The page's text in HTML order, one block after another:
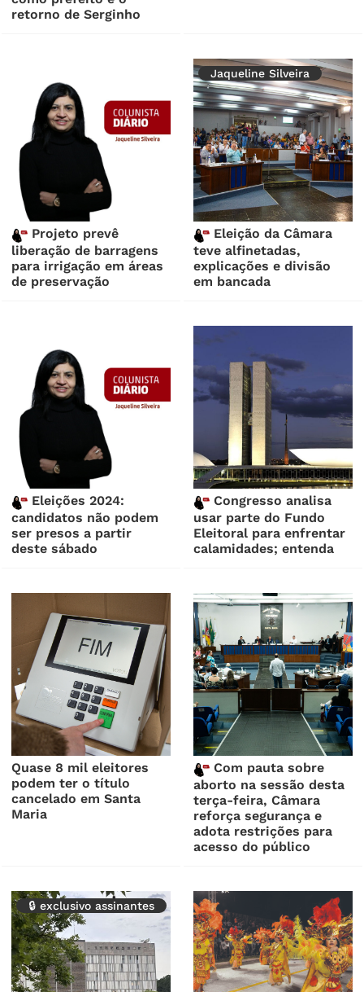
retorno de Serginho
Projeto prevê
liberação de barragens
para irrigação em áreas
de preservação
Jaqueline Silveira
Eleição da Câmara
teve alfinetadas,
explicações e divisão
em bancada
Eleições 2024:
candidatos não podem
ser presos a partir
deste sábado
Congresso analisa
usar parte do Fundo
Eleitoral para enfrentar
calamidades; entenda
Quase 8 mil eleitores
podem ter o título
cancelado em Santa
Maria
Com pauta sobre
aborto na sessão desta
terça-feira, Câmara
reforça segurança e
adota restrições para
acesso do público
🔒 exclusivo assinantes